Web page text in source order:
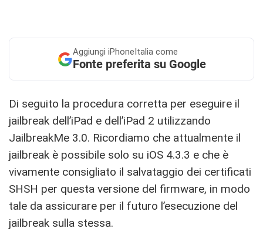
Aggiungi iPhoneItalia come
Fonte preferita su Google
Di seguito la procedura corretta per eseguire il
jailbreak dell’iPad e dell’iPad 2 utilizzando
JailbreakMe 3.0. Ricordiamo che attualmente il
jailbreak è possibile solo su iOS 4.3.3 e che è
vivamente consigliato il salvataggio dei certificati
SHSH per questa versione del firmware, in modo
tale da assicurare per il futuro l’esecuzione del
jailbreak sulla stessa.